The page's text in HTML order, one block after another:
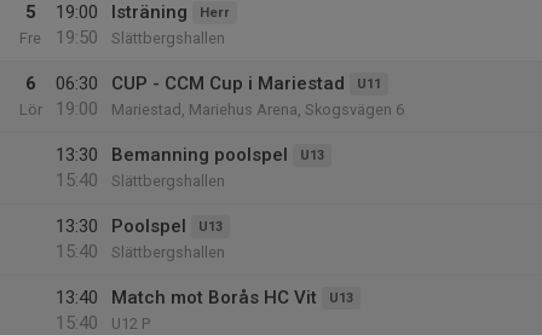
5
Fre
19:00
19:50
Isträning Herr
Slättbergshallen
6
Lör
06:30
19:00
CUP - CCM Cup i Mariestad U11
Mariestad, Mariehus Arena, Skogsvägen 6
13:30
15:40
Bemanning poolspel U13
Slättbergshallen
13:30
15:40
Poolspel U13
Slättbergshallen
13:40
15:40
Match mot Borås HC Vit U13
U12 P